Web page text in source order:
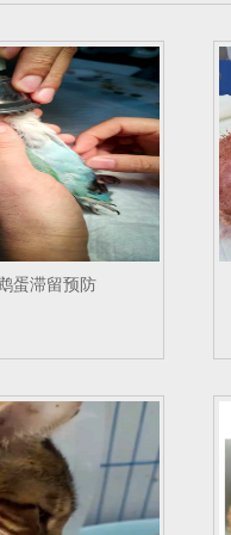
蛋滞留预防